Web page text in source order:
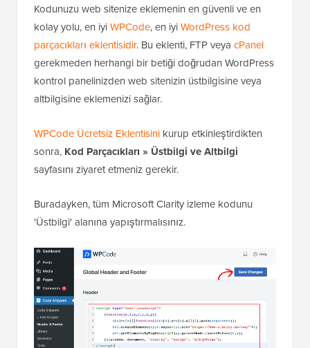
Kodunuzu web sitenize eklemenin en güvenli ve en
kolay yolu, en iyiWPCode, en iyiWordPress kod
parçacıkları eklentisidir. Bu eklenti, FTP veya cPanel
gerekmeden herhangi bir betiği doğrudan WordPress
kontrol panelinizden web sitenizin üstbilgisine veya
altbilgisine eklemenizi sağlar.
WPCode Ücretsiz Eklentisini kurup etkinleştirdikten
sonra, Kod Parçacıkları » Üstbilgi ve Altbilgi
sayfasını ziyaret etmeniz gerekir.
Buradayken, tüm Microsoft Clarity izleme kodunu
'Üstbilgi' alanına yapıştırmalısınız.